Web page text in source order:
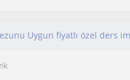
Uygun fiyatlı özel ders